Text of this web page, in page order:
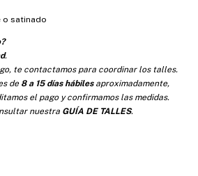
o satinado
.
te contactamos para coordinar los talles.
de 8 a 15 días hábilesaproximadamente,
el pago y confirmamos las medidas.
nuestra GUÍA DE TALLES.